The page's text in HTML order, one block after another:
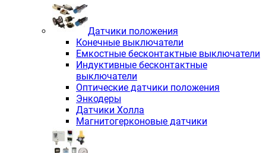
Датчики положения
Конечные выключатели
Емкостные бесконтактные выключатели
Индуктивные бесконтактные
выключатели
Оптические датчики положения
Энкодеры
Датчики Холла
Магнитогерконовые датчики